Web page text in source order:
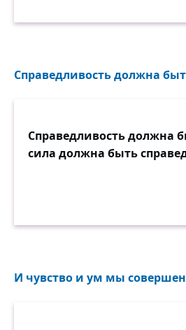
Справедливость должна
Справедливость должна
сила должна быть
И чувство и ум мы